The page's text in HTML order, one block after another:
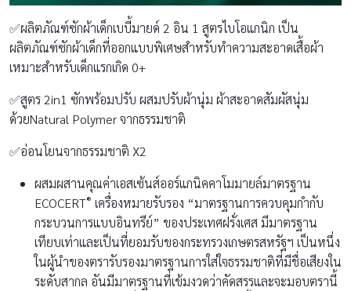
✅ผลิตภัณฑ์ซักผ้าเด็กเบบี้มายด์ 2 อิน 1 สูตรไบโอแกนิก เป็น
ผลิตภัณฑ์ซักผ้าเด็กที่ออกแบบพิเศษสำหรับทำความสะอาดเสื้อผ้า
เหมาะสำหรับเด็กแรกเกิด 0+
✅สูตร 2in1 ซักพร้อมปรับ ผสมปรับผ้านุ่ม ผ้าสะอาดสัมผัสนุ่ม
ด้วยNatural Polymer จากธรรมชาติ
✅อ่อนโยนจากธรรมชาติ X2
ผสมผสานคุณค่าเอสเซ้นส์ออร์แกนิคคาโมมายล์มาตรฐาน
ECOCERT® เครื่องหมายรับรอง “มาตรฐานการควบคุมกำกับ
กระบวนการแบบอินทรีย์” ของประเทศฝรั่งเศส มีมาตรฐาน
เทียบเท่าและเป็นที่ยอมรับของกระทรวงเกษตรสหรัฐฯ เป็นหนึ่ง
ในผู้นำของตรารับรองมาตรฐานการใส่ใจธรรมชาติที่มีชื่อเสียงใน
ระดับสากล อันมีมาตรฐานที่เข้มงวดว่าคัดสรรและจะมอบตรานี้